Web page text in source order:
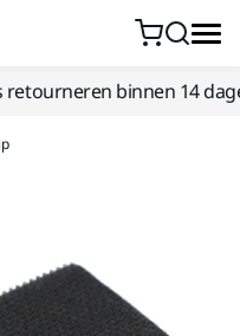
naar inhoud
retourneren binnen 14